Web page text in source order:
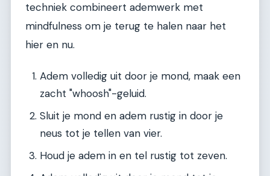
techniek combineert ademwerk met
mindfulness om je terug te halen naar het
hier en nu.
Adem volledig uit door je mond, maak een
zacht "whoosh"-geluid.
Sluit je mond en adem rustig in door je
neus tot je tellen van vier.
Houd je adem in en tel rustig tot zeven.